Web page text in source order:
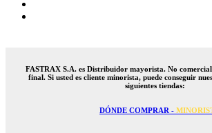
FASTRAX S.A. es Distribuidor mayorista. No
final. Si usted es cliente minorista, puede conseguir
siguientes tiendas:
DÓNDE COMPRAR -